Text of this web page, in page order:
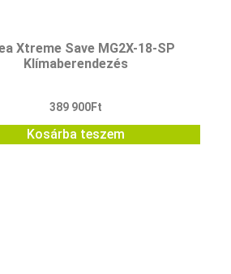
Xtreme Save MG2X-18-SP
Klímaberendezés
389 900Ft
Kosárba teszem